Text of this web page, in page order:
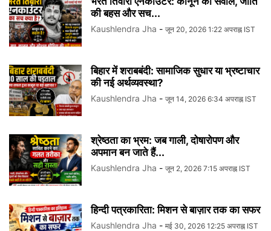
की बहस और सच...
Kaushlendra Jha - जून 20, 2026 1:22 अपराह्न IST
बिहार में शराबबंदी: सामाजिक सुधार या भ्रष्टाचार
की नई अर्थव्यवस्था?
Kaushlendra Jha - जून 14, 2026 6:34 अपराह्न IST
श्रेष्ठता का भ्रम: जब गाली, दोषारोपण और
अपमान बन जाते हैं...
Kaushlendra Jha - जून 2, 2026 7:15 अपराह्न IST
हिन्दी पत्रकारिता: मिशन से बाज़ार तक का सफर
Kaushlendra Jha - मई 30, 2026 12:25 अपराह्न IST